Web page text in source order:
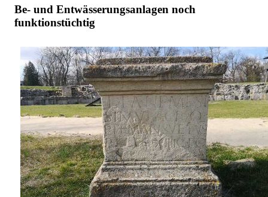
Be- und Entwässerungsanlagen noch
funktionstüchtig